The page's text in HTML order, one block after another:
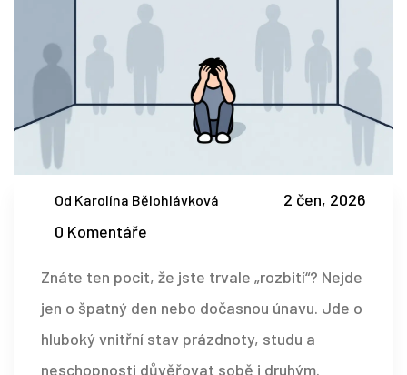
Od Karolína Bělohlávková
2 čen, 2026
0 Komentáře
Znáte ten pocit, že jste trvale „rozbití“? Nejde
jen o špatný den nebo dočasnou únavu. Jde o
hluboký vnitřní stav prázdnoty, studu a
neschopnosti důvěřovat sobě i druhým.